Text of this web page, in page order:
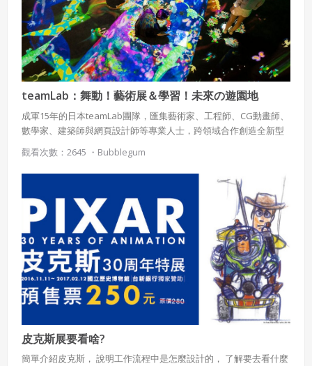
teamLab：舞動！藝術展＆學習！未來の遊園地
成軍15年的日本teamLab團隊，匯集藝術家、工程師、CG動畫師、
數學家、建築師與網頁設計師等專業人士，跨領域合作創造全新型
新加坡等地巡展。2015年teamLab於東京展出的《teamLab:
Dance! Art Museum, Learn & Play! Future Park》，吸引將近50萬
人次觀展，屢獲國際肯定，同年於米蘭世博會日本館展出之作品更
獲得「BEST PRESENTATION」獎。本次teamLab帶來超人氣的藝術
創作以及能夠體驗共創樂趣的作品，以《舞動！藝術展 (Dance! Art
Exhibition)》及《學習！未來の遊園地 (Learn & Play! Future
Park)》兩大展覽主題，邀請觀眾走進絢麗的數位遊樂園。
觀看次數：2645 ・ Bubblegum
皮克斯展要看啥?
簡單介紹皮克斯， 說明工作流程中是怎麼設計的， 了解要去看什麼
使用 Facebook 帳號登入
使用 Google 帳號登入
使用 Facebook 帳號註冊
使用 Google 帳號註冊
緣會員有意願吉寶知識系統（本系統），經註冊本
系統表示您同意會員合約：
一、定義條款
授權內容：係指吉寶系統有限公司（吉寶系統公司）所有或
經授權使用而置放於吉寶知識系統網站或系統內之著作物。
衍生著作：係指就授權內容改作之創作。